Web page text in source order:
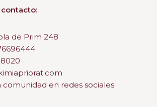
de Prim 248
en redes sociales.